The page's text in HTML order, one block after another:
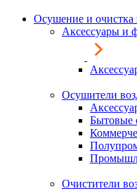
Осушение и очистка
Аксессуары и
Осушители
Бытовые
Очистители